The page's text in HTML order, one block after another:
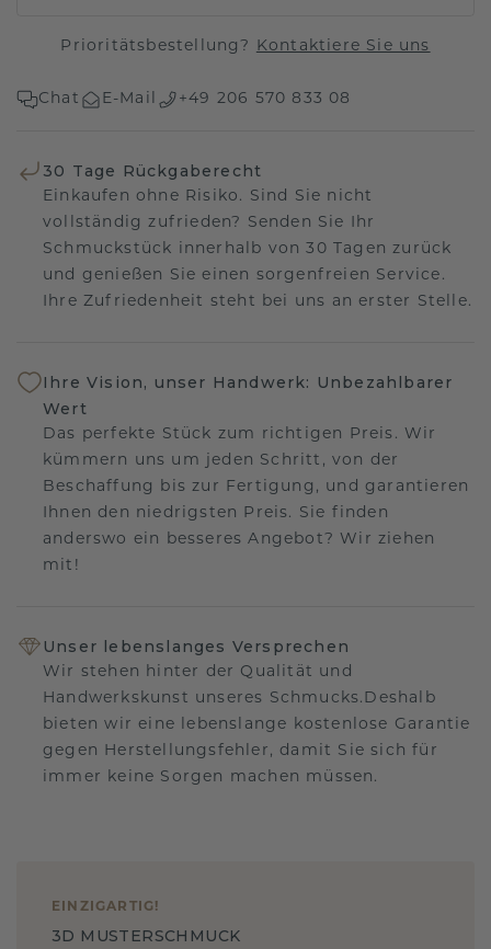
Prioritätsbestellung? Kontaktiere Sie uns
Chat E-Mail +49 206 570 833 08
30 Tage Rückgaberecht
Einkaufen ohne Risiko. Sind Sie nicht
vollständig zufrieden? Senden Sie Ihr
Schmuckstück innerhalb von 30 Tagen zurück
und genießen Sie einen sorgenfreien Service.
Ihre Zufriedenheit steht bei uns an erster Stelle.
Ihre Vision, unser Handwerk: Unbezahlbarer
Wert
Das perfekte Stück zum richtigen Preis. Wir
kümmern uns um jeden Schritt, von der
Beschaffung bis zur Fertigung, und garantieren
Ihnen den niedrigsten Preis. Sie finden
anderswo ein besseres Angebot? Wir ziehen
mit!
Unser lebenslanges Versprechen
Wir stehen hinter der Qualität und
Handwerkskunst unseres Schmucks.Deshalb
bieten wir eine lebenslange kostenlose Garantie
gegen Herstellungsfehler, damit Sie sich für
immer keine Sorgen machen müssen.
EINZIGARTIG !
3D MUSTERSCHMUCK